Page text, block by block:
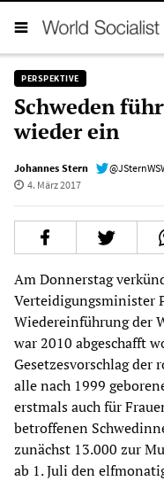
PERSPEKTIVE
Schweden
wieder ein
Johannes Stern
4. März 2017
Am Donnerstag
Verteidigungsminister
Wiedereinführung der
war 2010 abgeschafft
Gesetzesvorschlag der
alle nach 1999
erstmals auch für
betroffenen
zunächst 13.000 zur
ab 1. Juli den